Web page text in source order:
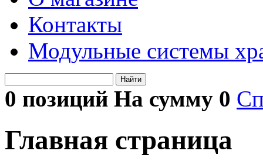
Контакты
Модульные системы
Найти
0 позиций На сумму 0
Главная страница